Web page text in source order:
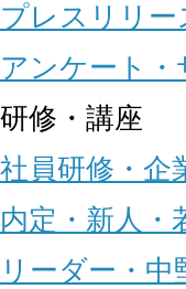
プレスリリ
アンケート・
研修・講座
社員研修・企
内定・新人・
リーダー・中